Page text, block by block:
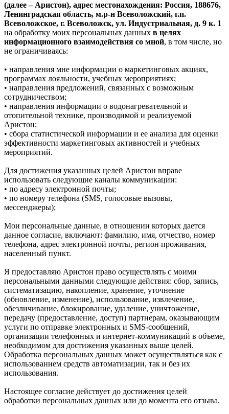
(далее – Аристон), адрес местонахождения: Россия, 188676,
Ленинградская область, м.р-н Всеволожский, г.п.
Всеволожское, г. Всеволожск, ул. Индустриальная, д. 9 к. 1
на обработку моих персональных данных в целях
информационного взаимодействия со мной, в том числе, но
не ограничиваясь:
• направления мне информации о маркетинговых акциях,
программах лояльности, учебных мероприятиях;
• направления предложений, связанных с возможным
сотрудничеством;
• направления информации о водонагревательной и
отопительной технике, производимой и реализуемой
Аристон;
• сбора статистической информации и ее анализа для оценки
эффективности маркетинговых активностей и учебных
мероприятий.
Для достижения указанных целей Аристон вправе
использовать следующие каналы коммуникации:
• по адресу электронной почты;
• по номеру телефона (SMS, голосовые вызовы,
мессенджеры);
Мои персональные данные, в отношении которых дается
данное согласие, включают: фамилию, имя, отчество, номер
телефона, адрес электронной почты, регион проживания,
населенный пункт.
Я предоставляю Аристон право осуществлять с моими
персональными данными следующие действия: сбор, запись,
систематизацию, накопление, хранение, уточнение
(обновление, изменение), использование, извлечение,
обезличивание, блокирование, удаление, уничтожение,
передачу (предоставление, доступ) партнерам, оказывающим
услуги по отправке электронных и SMS‑сообщений,
организации телефонных и интернет‑коммуникаций в объеме,
необходимом для достижения указанных выше целей.
Обработка персональных данных может осуществляться как с
использованием средств автоматизации, так и без их
использования.
Настоящее согласие действует до достижения целей
обработки персональных данных или до момента его отзыва.